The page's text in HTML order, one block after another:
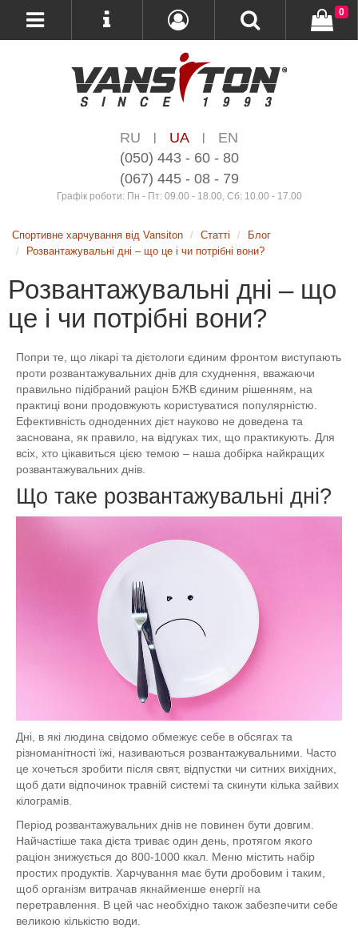
RU | UA |
EN
(050) 443 - 60 - 80
(067) 445 - 08 - 79
Графік роботи: Пн - Пт: 09.00 - 18.00, Сб: 10.00 - 17.00
0
Спортивне харчування від Vansiton Статті
Блог
Розвантажувальні дні – що це і чи потрібні вони?
Розвантажувальні дні – що
це і чи потрібні вони?
Попри те, що лікарі та дієтологи єдиним фронтом виступають
проти розвантажувальних днів для схуднення, вважаючи
правильно підібраний раціон БЖВ єдиним рішенням, на
практиці вони продовжують користуватися популярністю.
Ефективність одноденних дієт науково не доведена та
заснована, як правило, на відгуках тих, що практикують. Для
всіх, хто цікавиться цією темою – наша добірка найкращих
розвантажувальних днів.
Що таке розвантажувальні дні?
Дні, в які людина свідомо обмежує себе в обсягах та
різноманітності їжі, називаються розвантажувальними. Часто
це хочеться зробити після свят, відпустки чи ситних вихідних,
щоб дати відпочинок травній системі та скинути кілька зайвих
кілограмів.
Період розвантажувальних днів не повинен бути довгим.
Найчастіше така дієта триває один день, протягом якого
раціон знижується до 800-1000 ккал. Меню містить набір
простих продуктів. Харчування має бути дробовим і таким,
щоб організм витрачав якнайменше енергії на
перетравлення. В цей час необхідно також забезпечити себе
великою кількістю води.